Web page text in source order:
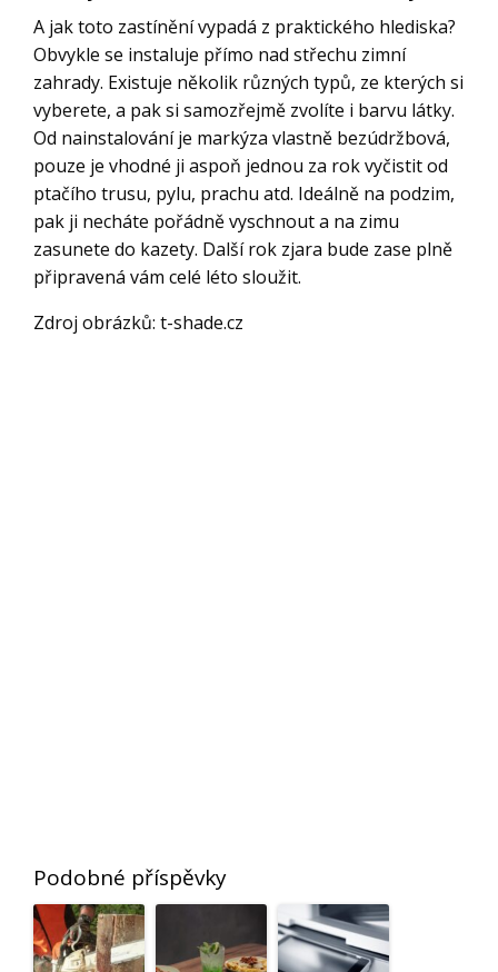
A jak toto zastínění vypadá z praktického hlediska?
Obvykle se instaluje přímo nad střechu zimní
zahrady. Existuje několik různých typů, ze kterých si
vyberete, a pak si samozřejmě zvolíte i barvu látky.
Od nainstalování je markýza vlastně bezúdržbová,
pouze je vhodné ji aspoň jednou za rok vyčistit od
ptačího trusu, pylu, prachu atd. Ideálně na podzim,
pak ji necháte pořádně vyschnout a na zimu
zasunete do kazety. Další rok zjara bude zase plně
připravená vám celé léto sloužit.
Zdroj obrázků: t-shade.cz
Podobné příspěvky